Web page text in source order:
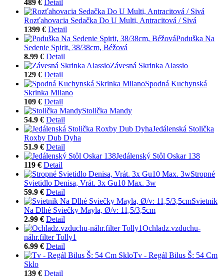
489 € Detail
Rozťahovacia Sedačka Do U Multi, Antracitová / Sivá
1399 € Detail
Poduška Na
Sedenie Spirit, 38/38cm, Béžová
8.99 € Detail
Závesná Skrinka Alassio
129 € Detail
Spodná Kuchynská
Skrinka Milano
109 € Detail
Stolička Mandy
54.9 € Detail
Jedálenská Stolička
Roxby Dub Dyha
51.9 € Detail
Jedálenský Stôl Oskar 138
119 € Detail
Stropné
Svietidlo Denisa, Vrát. 3x Gu10 Max. 3w
59.9 € Detail
Svietnik
Na Dlhé Sviečky Mayla, Ø/v: 11,5/3,5cm
2.99 € Detail
Ochladz.vzduchu-
náhr.filter Tolly1
6.99 € Detail
Tv - Regál Bilus Š: 54 Cm
Sklo
139 € Detail